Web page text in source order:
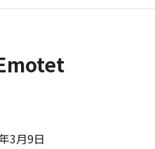
3月9日